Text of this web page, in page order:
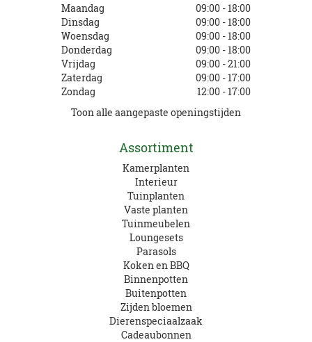
Maandag
09:00 - 18:00
Dinsdag
09:00 - 18:00
Woensdag
09:00 - 18:00
Donderdag
09:00 - 18:00
Vrijdag
09:00 - 21:00
Zaterdag
09:00 - 17:00
Zondag
12:00 - 17:00
Toon alle aangepaste openingstijden
Assortiment
Kamerplanten
Interieur
Tuinplanten
Vaste planten
Tuinmeubelen
Loungesets
Parasols
Koken en BBQ
Binnenpotten
Buitenpotten
Zijden bloemen
Dierenspeciaalzaak
Cadeaubonnen